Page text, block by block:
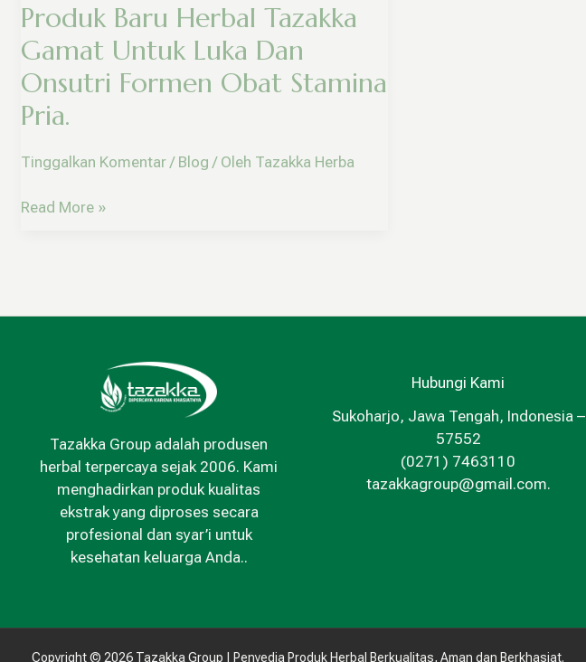
Produk Baru Herbal Tazakka
Gamat Untuk Luka Dan
Onsutri Formen Obat Stamina
Pria.
Tinggalkan Komentar / Blog / Oleh Tazakka Herba
Obat
Pria.
Read More »
Tazakka Group adalah produsen
herbal terpercaya sejak 2006. Kami
menghadirkan produk kualitas
ekstrak yang diproses secara
profesional dan syar’i untuk
kesehatan keluarga Anda..
Hubungi Kami
Sukoharjo, Jawa Tengah, Indonesia –
57552
(0271) 7463110
tazakkagroup@gmail.com.
Copyright © 2026 Tazakka Group | Penyedia Produk Herbal Berkualitas, Aman dan Berkhasiat.